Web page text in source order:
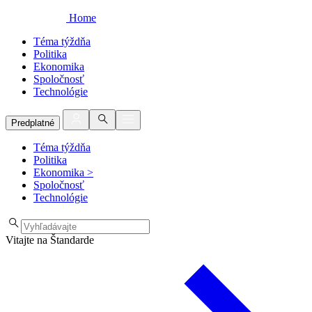
Home
Téma týždňa
Politika
Ekonomika
Spoločnosť
Technológie
Predplatné
Téma týždňa
Politika
Ekonomika >
Spoločnosť
Technológie
Vitajte na Štandarde